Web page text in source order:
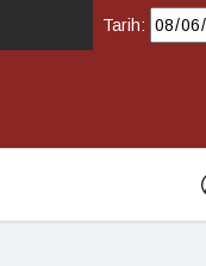
Tarih: